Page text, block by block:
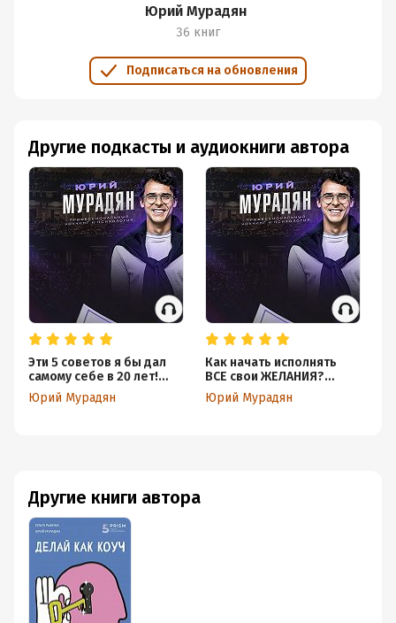
Год издания:2023
Дата поступления: 2 декабря 2023
Юрий Мурадян
36 книг
Подписаться на обновления
Другие книги автора
Другие подкасты и аудиокниги автора
Эти 5 советов я бы дал
самому себе в 20 лет!
Посмотри один раз и
сэкономь годы своей
Юрий Мурадян
Как начать исполнять
ВСЕ свои ЖЕЛАНИЯ?
Забирайте 3 волшебных
правила
Юрий Мурадян